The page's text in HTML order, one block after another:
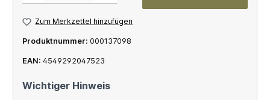
Zum Merkzettel hinzufügen
Produktnummer: 000137098
EAN: 4549292047523
Wichtiger Hinweis